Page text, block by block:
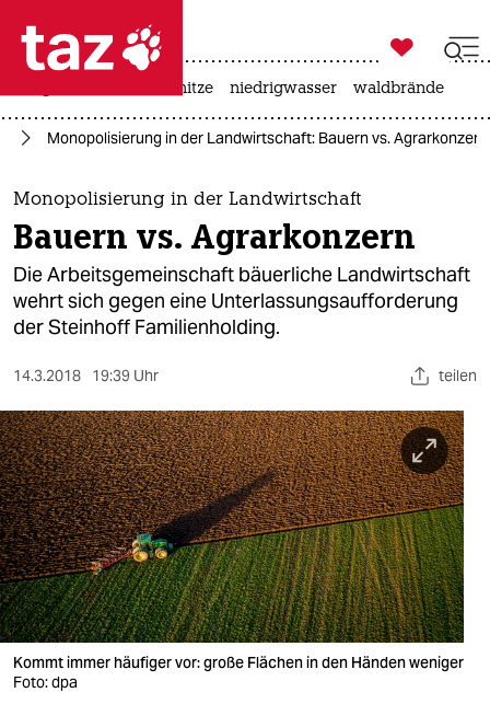
 taz zahl ich
taz zahl ich
themen
politik
öko
sport
berlin
nord
wahrheit
verlag
verlag

taz zahl ich
hitze niedrigwasser waldbrände
Monopolisierung in der Landwirtschaft: Bauern vs. Agrarkonzern
Monopolisierung in der Landwirtschaft
Bauern vs. Agrarkonzern
Die Arbeitsgemeinschaft bäuerliche Landwirtschaft
wehrt sich gegen eine Unterlassungsaufforderung
der Steinhoff Familienholding.
14.3.2018 19:39 Uhr teilen
Kommt immer häufiger vor: große Flächen in den Händen weniger
Foto: dpa